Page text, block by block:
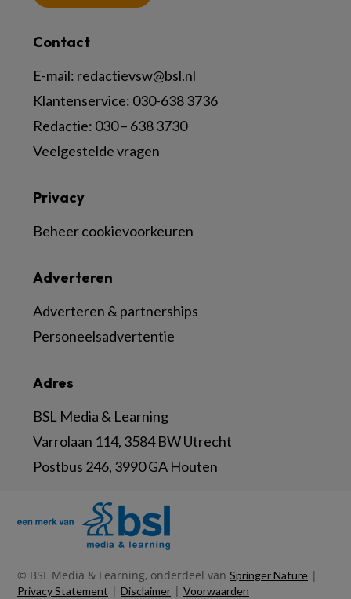
Contact
E-mail: redactievsw@bsl.nl
Klantenservice: 030-638 3736
Redactie: 030 – 638 3730
Veelgestelde vragen
Adres
BSL Media & Learning
Varrolaan 114, 3584 BW Utrecht
Postbus 246, 3990 GA Houten
Adverteren
Adverteren & partnerships
Personeelsadvertentie
Privacy
Beheer cookievoorkeuren
© BSL Media & Learning, onderdeel van Springer Nature |
Privacy Statement | Disclaimer | Voorwaarden